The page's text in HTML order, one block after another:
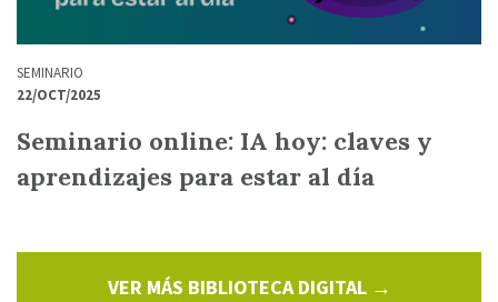
SEMINARIO
22/OCT/2025
Seminario online: IA hoy: claves y
aprendizajes para estar al día
VER MÁS BIBLIOTECA DIGITAL →